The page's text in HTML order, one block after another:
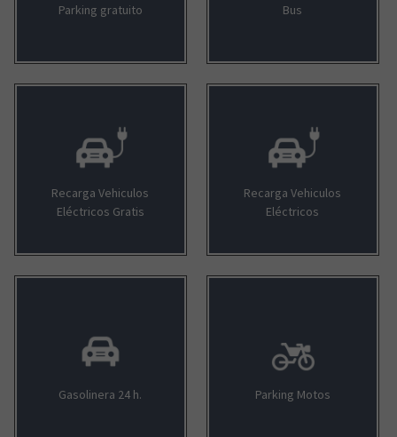
Parking gratuito Bus
Recarga Vehiculos
Eléctricos Gratis
Recarga Vehiculos
Eléctricos
Gasolinera 24 h. Parking Motos